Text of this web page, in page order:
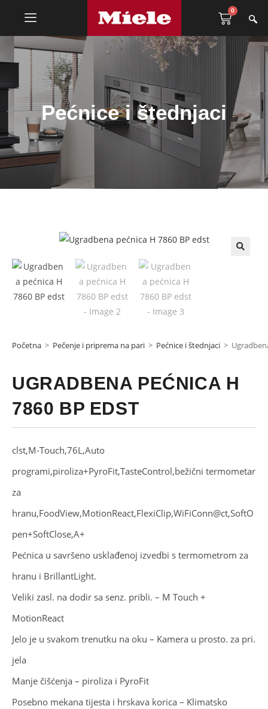
0
Pećnice i štednjaci
Početna > Pečenje i priprema na pari > Pećnice i štednjaci >
UGRADBENA PEĆNICA H
7860 BP EDST
clst,M-Touch,76L,Auto
programi,piroliza+PyroFit,TasteControl,bežični termometar
za
hranu,FoodView,MotionReact,FlexiClip,WiFiConn@ct,SoftO
pen+SoftClose,A+
Pećnica u savršeno usklađenoj izvedbi s termometrom za
hranu i BrillantLight.
Veliki zasl. na dodir sa senz. pribli. – M Touch +
MotionReact
Jelo je u svakom trenutku na oku – Kamera u prosto. za pri.
jela
Manje čišćenja – piroliza i PyroFit
Posebno mekana tijesta i hrskava korica – Klimatsko